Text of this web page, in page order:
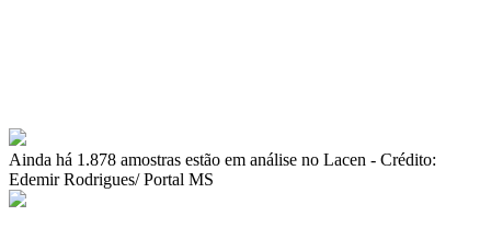
Ainda há 1.878 amostras estão em análise no Lacen - Crédito:
Edemir Rodrigues/ Portal MS